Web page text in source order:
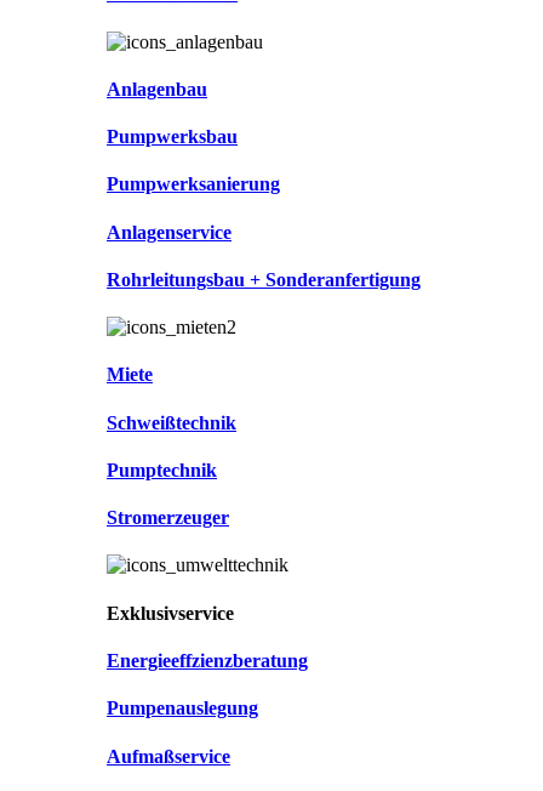
Anlagenbau
Pumpwerksbau
Pumpwerksanierung
Anlagenservice
Rohrleitungsbau + Sonderanfertigung
Miete
Schweißtechnik
Pumptechnik
Stromerzeuger
Exklusivservice
Energieeffzienzberatung
Pumpenauslegung
Aufmaßservice